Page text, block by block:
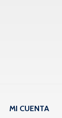
MI CUENTA